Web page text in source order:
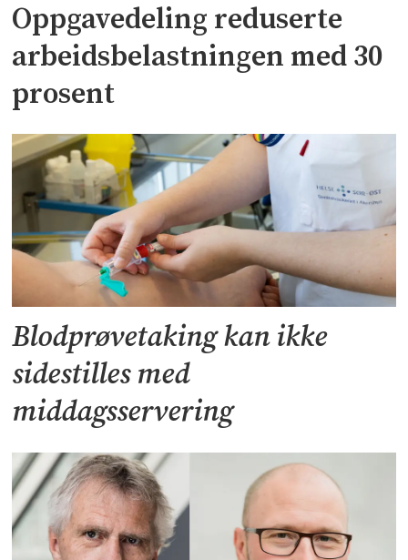
Oppgavedeling reduserte
arbeidsbelastningen med 30
prosent
Blodprøvetaking kan ikke
sidestilles med
middagsservering